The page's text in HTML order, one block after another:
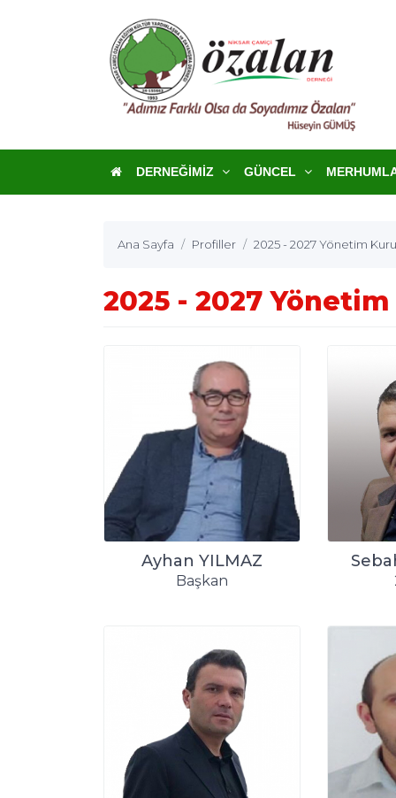
DERNEĞIMIZ GÜNCEL
Ana Sayfa Profiller 2025 - 2027 Yönetim
2025 - 2027
Ayhan YILMAZ
Başkan